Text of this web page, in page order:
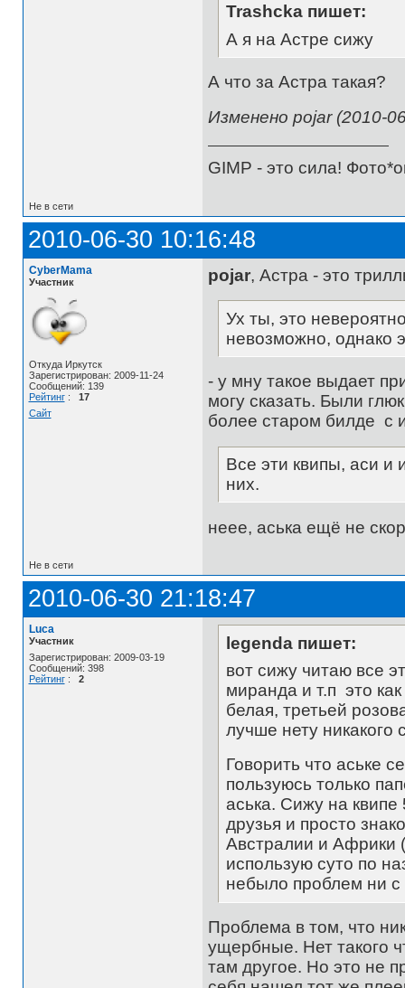
Trashcka пишет:
А я на Астре сижу
А что за Астра такая?
Изменено pojar (2010-
GIMP - это сила!
Не в сети
2010-06-30 10:16:48
CyberMama
Участник
Откуда Иркутск
Зарегистрирован: 2009-11-24
Сообщений: 139
Рейтинг: 17
Сайт
pojar, Астра - это
Ух ты, это
невозможно, однако
- у мну такое выдает
могу сказать. Были
более старом билде с
Все эти квипы, аси и
них.
неее, аська ещё не
Не в сети
2010-06-30 21:18:47
Luca
Участник
Зарегистрирован: 2009-03-19
Сообщений: 398
Рейтинг: 2
legenda пишет:
вот сижу читаю все
миранда и т.п это
белая, третьей
лучше нету никакого
Говорить что аське
пользуюсь только
аська. Сижу на квипе
друзья и просто
Австралии и Африки
использую суто по
небыло проблем ни с
Проблема в том, что
ущербные. Нет такого
там другое. Но это не